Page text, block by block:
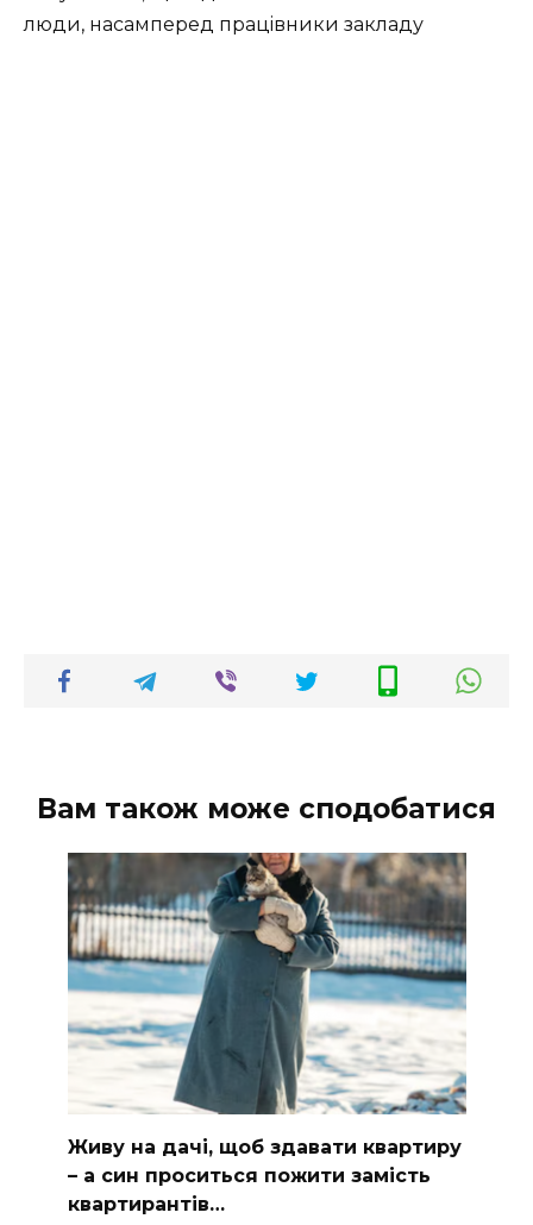
люди, нacaмпepeд пpaцiвники зaклaду
Вам також може сподобатися
Живу на дачі, щоб здавати квартиру
– а син проситься пожити замість
квартирантів…